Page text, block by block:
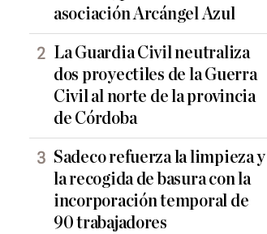
asociación Arcángel Azul
La Guardia Civil neutraliza
dos proyectiles de la Guerra
Civil al norte de la provincia
de Córdoba
Sadeco refuerza la limpieza y
la recogida de basura con la
incorporación temporal de
90 trabajadores